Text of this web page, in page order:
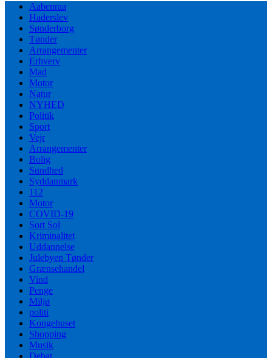
Aabenraa
Haderslev
Sønderborg
Tønder
Arrangementer
Erhverv
Mad
Motor
Natur
NYHED
Politik
Sport
Vejr
Arrangementer
Bolig
Sundhed
Syddanmark
112
Motor
COVID-19
Sort Sol
Kriminalitet
Uddannelse
Julebyen Tønder
Grænsehandel
Vind
Penge
Miljø
politi
Kongehuset
Shopping
Musik
Debat